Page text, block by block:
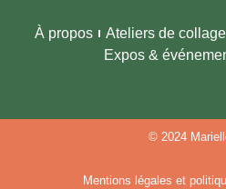
À propos Ateliers de collage
Expos &
© 2024
Mentions légales et